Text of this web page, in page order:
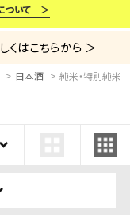
ついて ＞
くはこちらから ＞
日本酒 純米・特別純米